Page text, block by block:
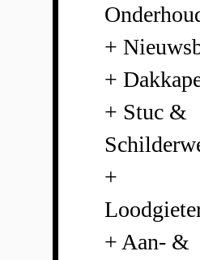
+
+
+ Stuc &
+
+ Aan- &